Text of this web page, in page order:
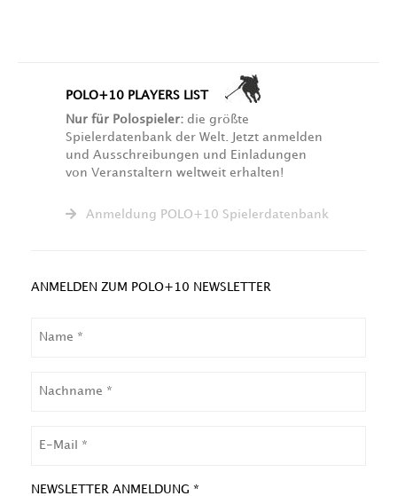
POLO+10 PLAYERS LIST
Nur für Polospieler: die größte
Spielerdatenbank der Welt. Jetzt anmelden
und Ausschreibungen und Einladungen
von Veranstaltern weltweit erhalten!
Anmeldung POLO+10 Spielerdatenbank
ANMELDEN ZUM POLO+10 NEWSLETTER
NEWSLETTER ANMELDUNG *